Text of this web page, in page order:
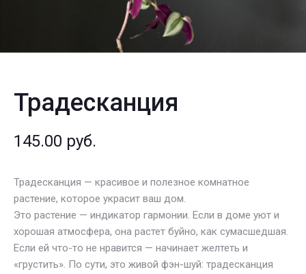
Традесканция
145.00 руб.
Традесканция — красивое и полезное комнатное
растение, которое украсит ваш дом.
Это растение — индикатор гармонии. Если в доме уют и
хорошая атмосфера, она растет буйно, как сумасшедшая.
Если ей что-то не нравится — начинает желтеть и
«грустить». По сути, это живой фэн-шуй: традесканция